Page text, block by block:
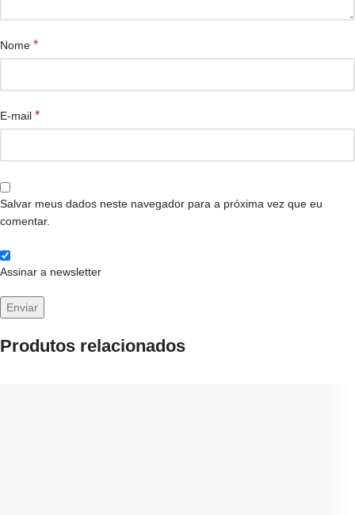
Nome *
E-mail *
Salvar meus dados neste navegador para a próxima vez que eu
comentar.
Assinar a newsletter
Produtos relacionados